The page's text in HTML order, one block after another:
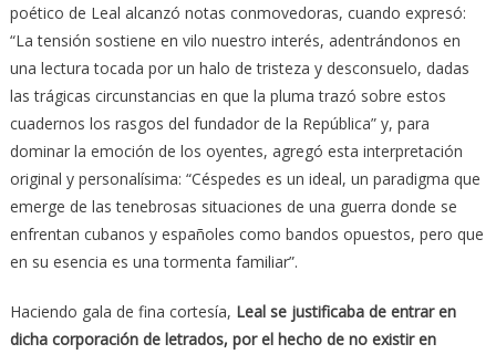
poético de Leal alcanzó notas conmovedoras, cuando expresó:
“La tensión sostiene en vilo nuestro interés, adentrándonos en
una lectura tocada por un halo de tristeza y desconsuelo, dadas
las trágicas circunstancias en que la pluma trazó sobre estos
cuadernos los rasgos del fundador de la República” y, para
dominar la emoción de los oyentes, agregó esta interpretación
original y personalísima: “Céspedes es un ideal, un paradigma que
emerge de las tenebrosas situaciones de una guerra donde se
enfrentan cubanos y españoles como bandos opuestos, pero que
en su esencia es una tormenta familiar”.
Haciendo gala de fina cortesía, Leal se justificaba de entrar en
dicha corporación de letrados, por el hecho de no existir en